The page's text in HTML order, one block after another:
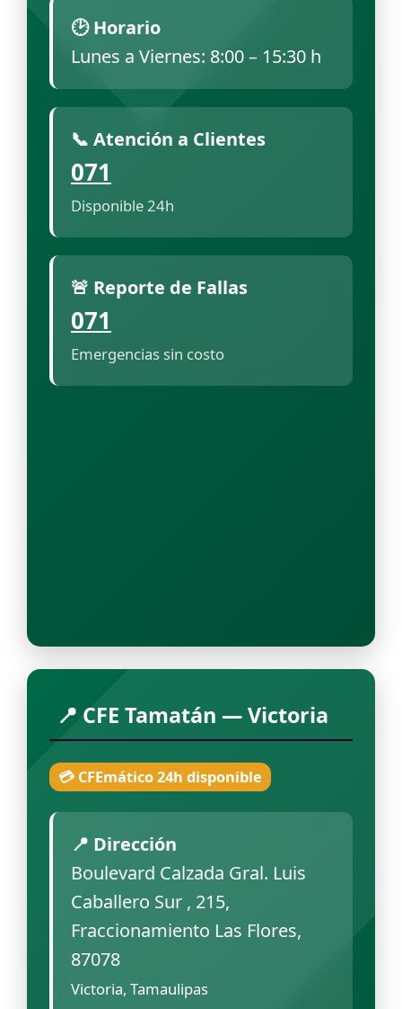
🕑 Horario
Lunes a Viernes: 8:00 – 15:30 h
📞 Atención a Clientes
071
Disponible 24h
🚨 Reporte de Fallas
071
Emergencias sin costo
📍 CFE Tamatán — Victoria
💳 CFEmático 24h disponible
📍 Dirección
Boulevard Calzada Gral. Luis
Caballero Sur , 215,
Fraccionamiento Las Flores,
87078
Victoria, Tamaulipas